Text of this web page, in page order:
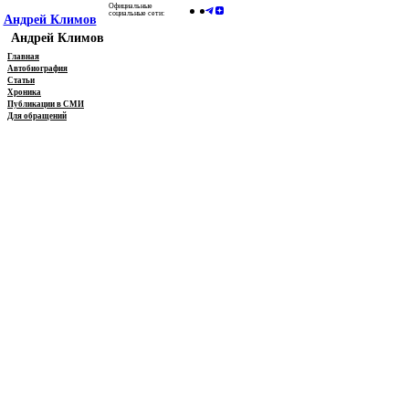
Андрей Климов
Официальные
социальные сети:
Андрей Климов
Главная
Автобиография
Статьи
Хроника
Публикации в СМИ
Для обращений